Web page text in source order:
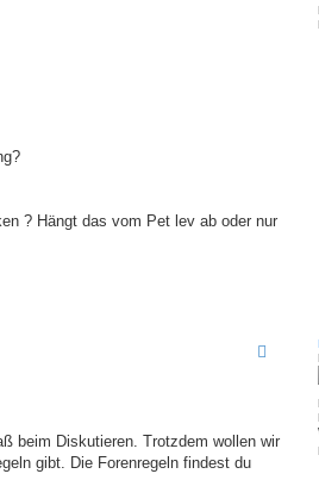
? Hängt das vom Pet lev ab oder nur
beim Diskutieren. Trotzdem wollen wir
gibt. Die Forenregeln findest du